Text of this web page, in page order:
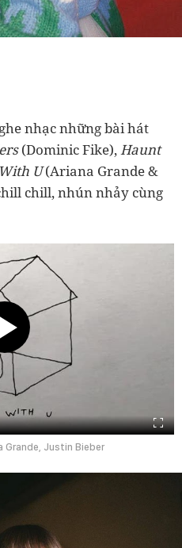
nhạc những bài hát
(Dominic Fike),Haunt
U(Ariana Grande &
chill, nhún nhảy cùng
Grande, Justin Bieber